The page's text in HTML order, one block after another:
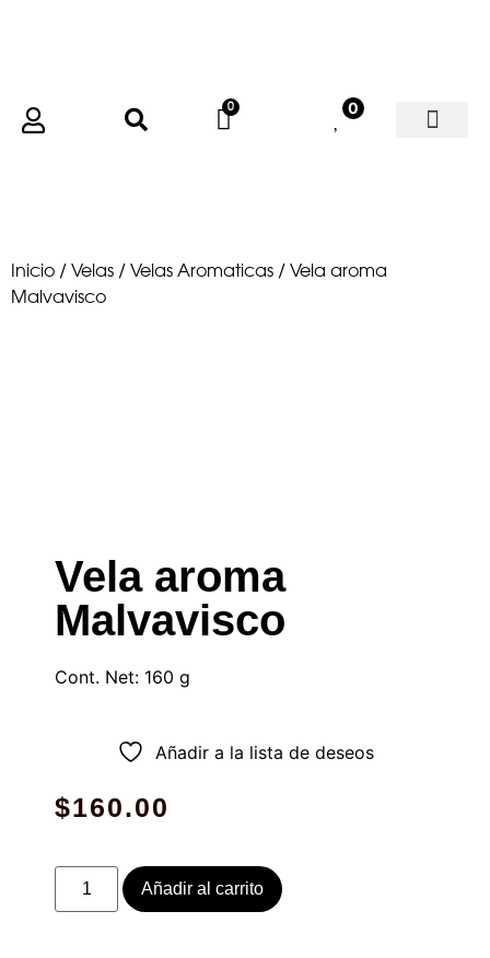
0
Inicio / Velas / Velas Aromaticas / Vela aroma
Malvavisco
Vela aroma
Malvavisco
Cont. Net: 160 g
Añadir a la lista de deseos
$160.00
Añadir al carrito